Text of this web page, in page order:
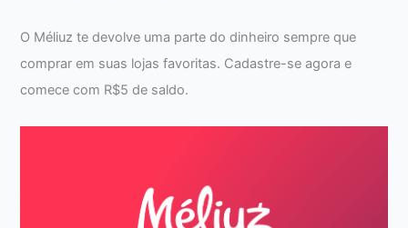
O Méliuz te devolve uma parte do dinheiro sempre que
comprar em suas lojas favoritas. Cadastre-se agora e
comece com R$5 de saldo.